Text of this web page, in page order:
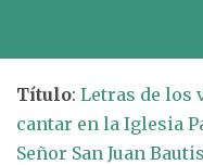
Título: Letras de los
cantar en la Iglesia
Señor San Juan